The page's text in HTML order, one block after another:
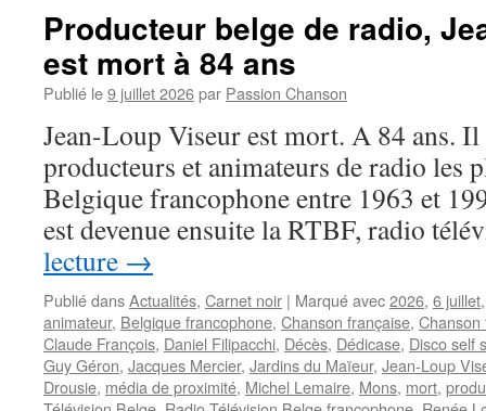
Producteur belge de radio,
est mort à 84 ans
Publié le9 juillet 2026par Passion Chanson
Jean-Loup Viseur est mort. A 84 ans. Il
producteurs et animateurs de radio les
Belgique francophone entre 1963 et
est devenue ensuite la RTBF, radio
lecture →
Publié dansActualités, Carnet noir | Marqué avec2026, 6 juillet
animateur, Belgique francophone, Chanson française, Chanson
Claude François, Daniel Filipacchi, Décès, Dédicase, Disco self
Guy Géron, Jacques Mercier, Jardins du Maïeur, Jean-Loup
Drousie, média de proximité, Michel Lemaire, Mons, mort,